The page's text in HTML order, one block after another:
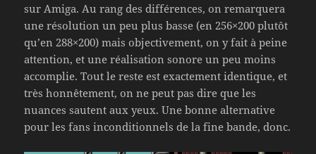
sur Amiga. Au rang des différences, on remarquera
une résolution un peu plus basse (en 256×200 plutôt
qu’en 288×200) mais objectivement, on y fait à peine
attention, et une réalisation sonore un peu moins
accomplie. Tout le reste est exactement identique, et
très honnêtement, on ne peut pas dire que les
nuances sautent aux yeux. Une bonne alternative
pour les fans inconditionnels de la fine bande, donc.